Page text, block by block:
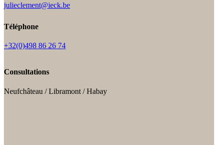
julieclement@ieck.be
Téléphone
+32(0)498 86 26 74
Consultations
Neufchâteau / Libramont / Habay